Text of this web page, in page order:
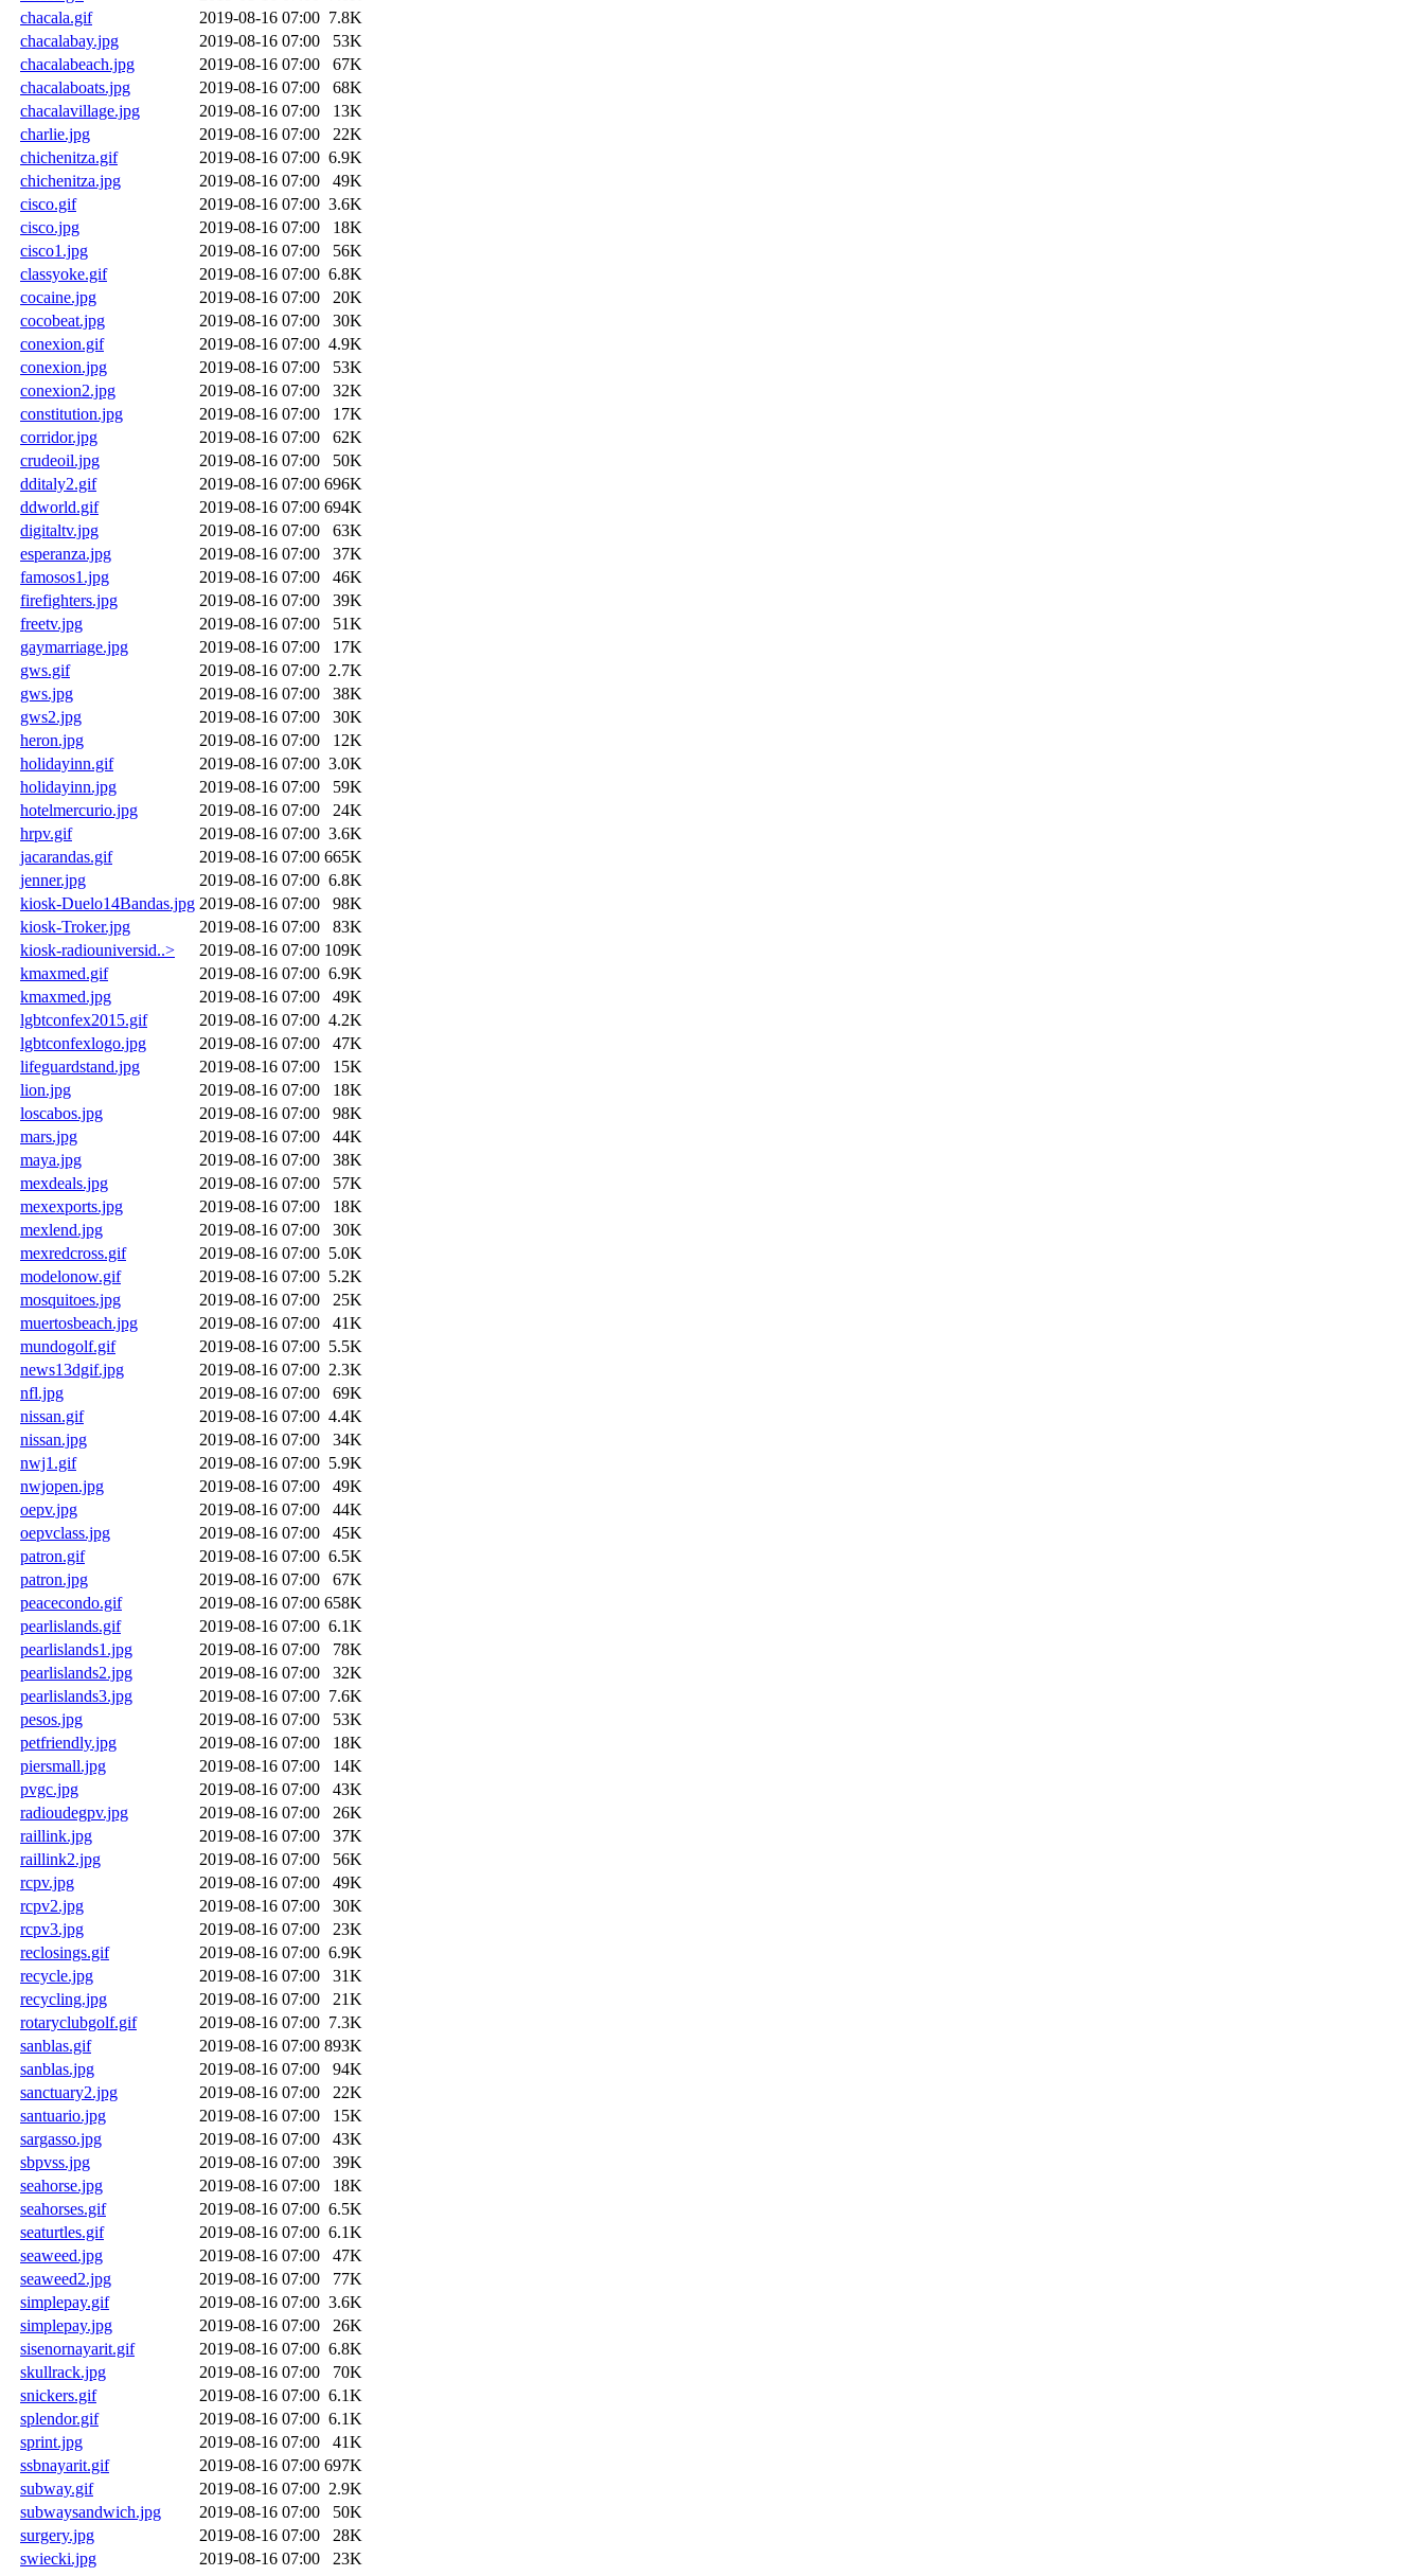
chacala.gif
2019-08-16 07:00 7.8K
chacalabay.jpg
2019-08-16 07:00
53K
chacalabeach.jpg
2019-08-16 07:00
67K
chacalaboats.jpg
2019-08-16 07:00
68K
chacalavillage.jpg
2019-08-16 07:00
13K
charlie.jpg
2019-08-16 07:00
22K
chichenitza.gif
2019-08-16 07:00 6.9K
chichenitza.jpg
2019-08-16 07:00
49K
cisco.gif
2019-08-16 07:00 3.6K
cisco.jpg
2019-08-16 07:00
18K
cisco1.jpg
2019-08-16 07:00
56K
classyoke.gif
2019-08-16 07:00 6.8K
cocaine.jpg
2019-08-16 07:00
20K
cocobeat.jpg
2019-08-16 07:00
30K
conexion.gif
2019-08-16 07:00 4.9K
conexion.jpg
2019-08-16 07:00
53K
conexion2.jpg
2019-08-16 07:00
32K
constitution.jpg
2019-08-16 07:00
17K
corridor.jpg
2019-08-16 07:00
62K
crudeoil.jpg
2019-08-16 07:00
50K
dditaly2.gif
2019-08-16 07:00 696K
ddworld.gif
2019-08-16 07:00 694K
digitaltv.jpg
2019-08-16 07:00
63K
esperanza.jpg
2019-08-16 07:00
37K
famosos1.jpg
2019-08-16 07:00
46K
firefighters.jpg
2019-08-16 07:00
39K
freetv.jpg
2019-08-16 07:00
51K
gaymarriage.jpg
2019-08-16 07:00
17K
gws.gif
2019-08-16 07:00 2.7K
gws.jpg
2019-08-16 07:00
38K
gws2.jpg
2019-08-16 07:00
30K
heron.jpg
2019-08-16 07:00
12K
holidayinn.gif
2019-08-16 07:00 3.0K
holidayinn.jpg
2019-08-16 07:00
59K
hotelmercurio.jpg
2019-08-16 07:00
24K
hrpv.gif
2019-08-16 07:00 3.6K
jacarandas.gif
2019-08-16 07:00 665K
jenner.jpg
2019-08-16 07:00 6.8K
kiosk-Duelo14Bandas.jpg 2019-08-16 07:00
98K
kiosk-Troker.jpg
2019-08-16 07:00
83K
kiosk-radiouniversid..>
2019-08-16 07:00 109K
kmaxmed.gif
2019-08-16 07:00 6.9K
kmaxmed.jpg
2019-08-16 07:00
49K
lgbtconfex2015.gif
2019-08-16 07:00 4.2K
lgbtconfexlogo.jpg
2019-08-16 07:00
47K
lifeguardstand.jpg
2019-08-16 07:00
15K
lion.jpg
2019-08-16 07:00
18K
loscabos.jpg
2019-08-16 07:00
98K
mars.jpg
2019-08-16 07:00
44K
maya.jpg
2019-08-16 07:00
38K
mexdeals.jpg
2019-08-16 07:00
57K
mexexports.jpg
2019-08-16 07:00
18K
mexlend.jpg
2019-08-16 07:00
30K
mexredcross.gif
2019-08-16 07:00 5.0K
modelonow.gif
2019-08-16 07:00 5.2K
mosquitoes.jpg
2019-08-16 07:00
25K
muertosbeach.jpg
2019-08-16 07:00
41K
mundogolf.gif
2019-08-16 07:00 5.5K
news13dgif.jpg
2019-08-16 07:00 2.3K
nfl.jpg
2019-08-16 07:00
69K
nissan.gif
2019-08-16 07:00 4.4K
nissan.jpg
2019-08-16 07:00
34K
nwj1.gif
2019-08-16 07:00 5.9K
nwjopen.jpg
2019-08-16 07:00
49K
oepv.jpg
2019-08-16 07:00
44K
oepvclass.jpg
2019-08-16 07:00
45K
patron.gif
2019-08-16 07:00 6.5K
patron.jpg
2019-08-16 07:00
67K
peacecondo.gif
2019-08-16 07:00 658K
pearlislands.gif
2019-08-16 07:00 6.1K
pearlislands1.jpg
2019-08-16 07:00
78K
pearlislands2.jpg
2019-08-16 07:00
32K
pearlislands3.jpg
2019-08-16 07:00 7.6K
pesos.jpg
2019-08-16 07:00
53K
petfriendly.jpg
2019-08-16 07:00
18K
piersmall.jpg
2019-08-16 07:00
14K
pvgc.jpg
2019-08-16 07:00
43K
radioudegpv.jpg
2019-08-16 07:00
26K
raillink.jpg
2019-08-16 07:00
37K
raillink2.jpg
2019-08-16 07:00
56K
rcpv.jpg
2019-08-16 07:00
49K
rcpv2.jpg
2019-08-16 07:00
30K
rcpv3.jpg
2019-08-16 07:00
23K
reclosings.gif
2019-08-16 07:00 6.9K
recycle.jpg
2019-08-16 07:00
31K
recycling.jpg
2019-08-16 07:00
21K
rotaryclubgolf.gif
2019-08-16 07:00 7.3K
sanblas.gif
2019-08-16 07:00 893K
sanblas.jpg
2019-08-16 07:00
94K
sanctuary2.jpg
2019-08-16 07:00
22K
santuario.jpg
2019-08-16 07:00
15K
sargasso.jpg
2019-08-16 07:00
43K
sbpvss.jpg
2019-08-16 07:00
39K
seahorse.jpg
2019-08-16 07:00
18K
seahorses.gif
2019-08-16 07:00 6.5K
seaturtles.gif
2019-08-16 07:00 6.1K
seaweed.jpg
2019-08-16 07:00
47K
seaweed2.jpg
2019-08-16 07:00
77K
simplepay.gif
2019-08-16 07:00 3.6K
simplepay.jpg
2019-08-16 07:00
26K
sisenornayarit.gif
2019-08-16 07:00 6.8K
skullrack.jpg
2019-08-16 07:00
70K
snickers.gif
2019-08-16 07:00 6.1K
splendor.gif
2019-08-16 07:00 6.1K
sprint.jpg
2019-08-16 07:00
41K
ssbnayarit.gif
2019-08-16 07:00 697K
subway.gif
2019-08-16 07:00 2.9K
subwaysandwich.jpg
2019-08-16 07:00
50K
surgery.jpg
2019-08-16 07:00
28K
swiecki.jpg
2019-08-16 07:00
23K